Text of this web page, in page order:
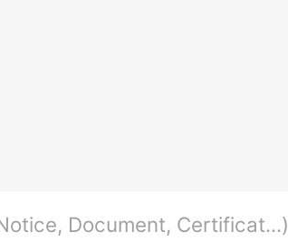
Document, Certificat...)